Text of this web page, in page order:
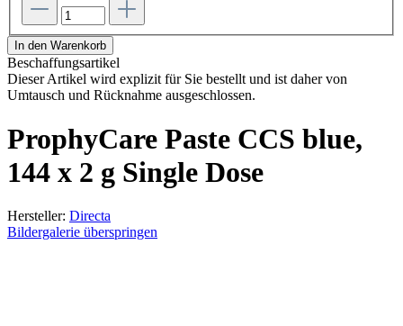
In den Warenkorb
Beschaffungsartikel
Dieser Artikel wird explizit für Sie bestellt und ist daher von
Umtausch und Rücknahme ausgeschlossen.
ProphyCare Paste CCS blue,
144 x 2 g Single Dose
Hersteller: Directa
Bildergalerie überspringen